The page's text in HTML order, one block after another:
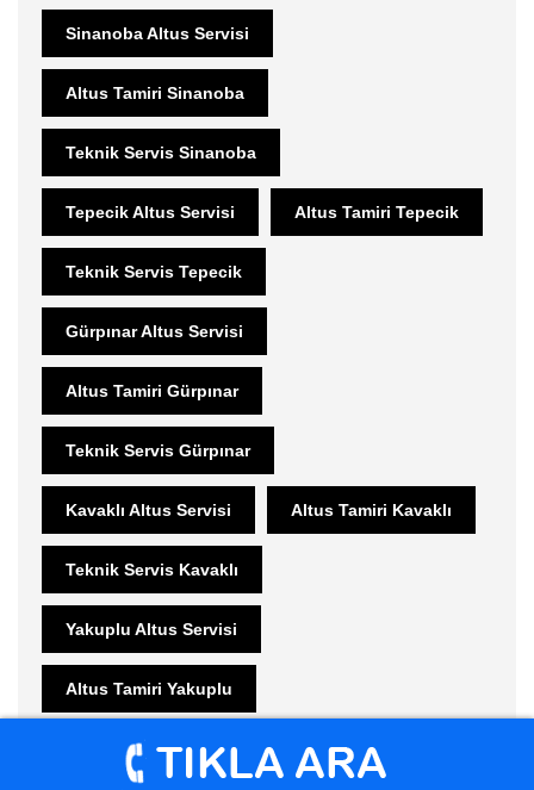
Sinanoba Altus Servisi
Altus Tamiri Sinanoba
Teknik Servis Sinanoba
Tepecik Altus Servisi Altus Tamiri Tepecik
Teknik Servis Tepecik
Gürpınar Altus Servisi
Altus Tamiri Gürpınar
Teknik Servis Gürpınar
Kavaklı Altus Servisi Altus Tamiri Kavaklı
Teknik Servis Kavaklı
Yakuplu Altus Servisi
Altus Tamiri Yakuplu
Beylikdüzü Altus Servisi